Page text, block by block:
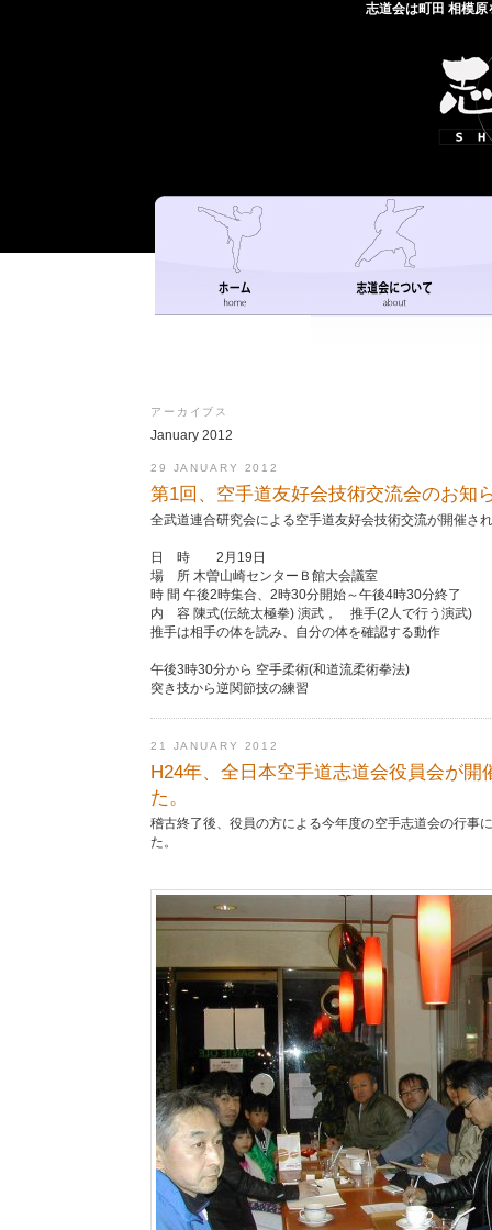
志道会は町田 相模
アーカイブス
January 2012
29 JANUARY 2012
第1回、空手道友好会技術交流会のお知
全武道連合研究会による空手道友好会技術交流が開催さ
日 時 2月19日
場 所 木曽山崎センターＢ館大会議室
時 間 午後2時集合、2時30分開始～午後4時30分終了
内 容 陳式(伝統太極拳) 演武， 推手(2人で行う演武)
推手は相手の体を読み、自分の体を確認する動作
午後3時30分から 空手柔術(和道流柔術拳法)
突き技から逆関節技の練習
21 JANUARY 2012
H24年、全日本空手道志道会役員会が開
た。
稽古終了後、役員の方による今年度の空手志道会の行事
た。